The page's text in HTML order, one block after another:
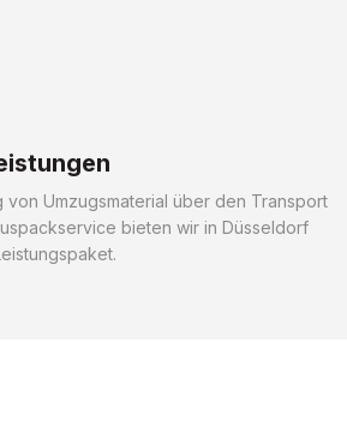
von Umzugsmaterial über den Transport
bieten wir in Düsseldorf